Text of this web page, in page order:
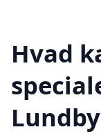
Hvad